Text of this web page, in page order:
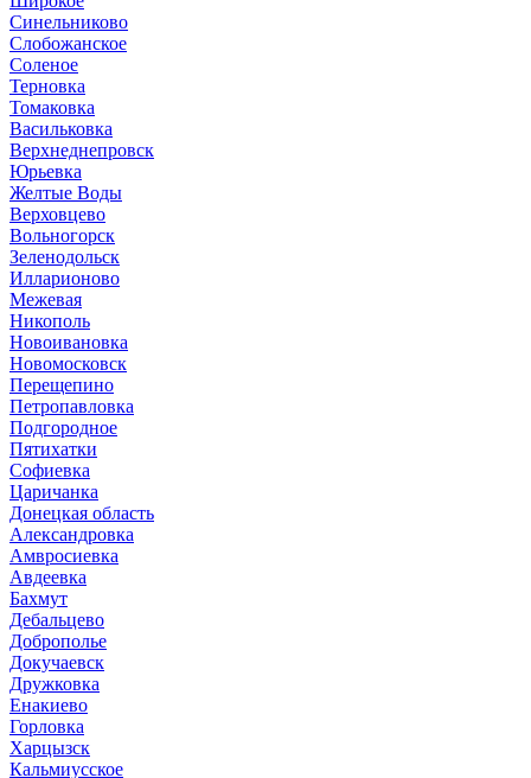
Синельниково
Слобожанское
Соленое
Терновка
Томаковка
Васильковка
Верхнеднепровск
Юрьевка
Желтые Воды
Верховцево
Вольногорск
Зеленодольск
Илларионово
Межевая
Никополь
Новоивановка
Новомосковск
Перещепино
Петропавловка
Подгородное
Пятихатки
Софиевка
Царичанка
Донецкая область
Александровка
Амвросиевка
Авдеевка
Бахмут
Дебальцево
Доброполье
Докучаевск
Дружковка
Енакиево
Горловка
Харцызск
Кальмиусское